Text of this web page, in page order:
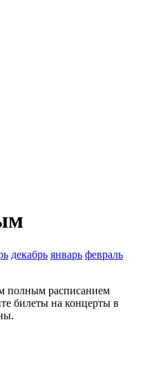
декабрь январь февраль
полным расписанием
билеты на концерты в